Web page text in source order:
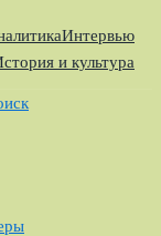
Интервью
и культура